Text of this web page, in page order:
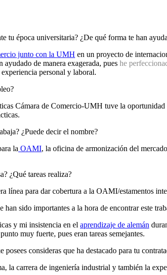
tu época universitaria? ¿De qué forma te han
junto con la UMH en un proyecto de
de manera exagerada, pues he
personal y laboral.
Cámara de Comercio-UMH tuve la
¿Puede decir el nombre?
la OAMI, la oficina de armonización del
¿Qué tareas realiza?
línea para dar cobertura a la OAMI/estamentos
han sido importantes a la hora de encontrar este
y mi insistencia en el aprendizaje de alemán
muy fuerte, pues eran tareas semejantes.
consideras que ha destacado para tu
la carrera de ingeniería industrial y también la